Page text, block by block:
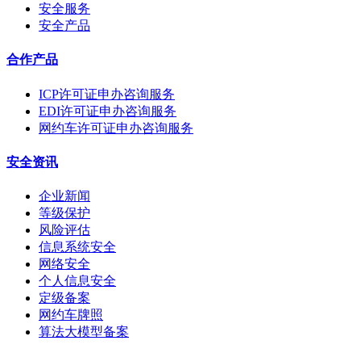
安全服务
安全产品
合作产品
ICP许可证申办咨询服务
EDI许可证申办咨询服务
网约车许可证申办咨询服务
安全资讯
企业新闻
等级保护
风险评估
信息系统安全
网络安全
个人信息安全
定级备案
网约车牌照
算法大模型备案